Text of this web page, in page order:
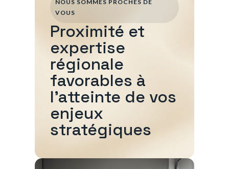
NOUS SOMMES PROCHES DE
VOUS
Proximité et
expertise
régionale
favorables à
l'atteinte de vos
enjeux
stratégiques